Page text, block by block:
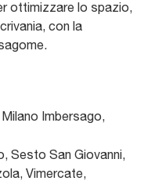
ottimizzare lo spazio,
con la
Imbersago,
Sesto San Giovanni,
Vimercate,